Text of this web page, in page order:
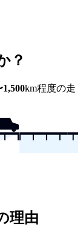
？
1,500km程度の走
理由